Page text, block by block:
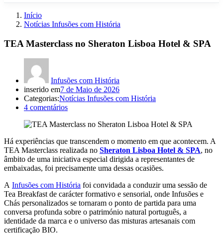
Início
Notícias Infusões com História
TEA Masterclass no Sheraton Lisboa Hotel & SPA
Infusões com História
inserido em7 de Maio de 2026
Categorias:Notícias Infusões com História
4 comentários
Há experiências que transcendem o momento em que acontecem. A
TEA Masterclass realizada no Sheraton Lisboa Hotel & SPA, no
âmbito de uma iniciativa especial dirigida a representantes de
embaixadas, foi precisamente uma dessas ocasiões.
A Infusões com História foi convidada a conduzir uma sessão de
Tea Breakfast de carácter formativo e sensorial, onde Infusões e
Chás personalizados se tornaram o ponto de partida para uma
conversa profunda sobre o património natural português, a
identidade da marca e o universo das misturas artesanais com
certificação BIO.